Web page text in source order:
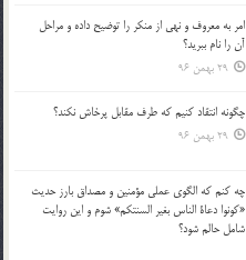
امر به معروف و نهي از منكر را توضيح داده و مراحل
آن را نام ببريد؟
29 بهمن 96
چگونه انتقاد كنيم كه طرف مقابل پرخاش نكند؟
29 بهمن 96
چه كنم كه الگوي عملي مؤمنين و مصداق بارز حديث
«كونوا دعاة الناس بغير السنتكم» شوم و اين روايت
شامل حالم شود؟